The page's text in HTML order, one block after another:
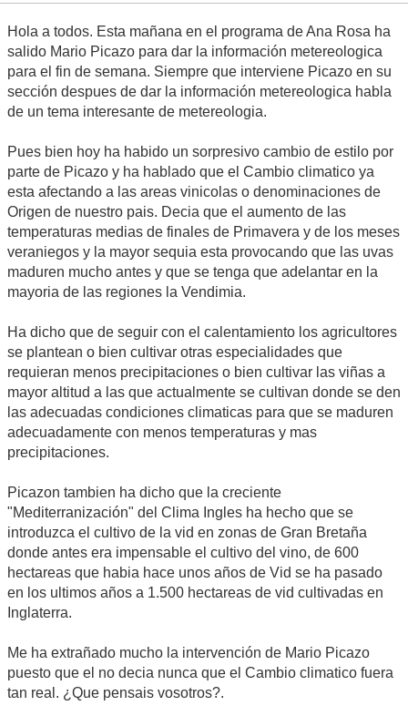
Hola a todos. Esta mañana en el programa de Ana Rosa ha
salido Mario Picazo para dar la información metereologica
para el fin de semana. Siempre que interviene Picazo en su
sección despues de dar la información metereologica habla
de un tema interesante de metereologia.
Pues bien hoy ha habido un sorpresivo cambio de estilo por
parte de Picazo y ha hablado que el Cambio climatico ya
esta afectando a las areas vinicolas o denominaciones de
Origen de nuestro pais. Decia que el aumento de las
temperaturas medias de finales de Primavera y de los meses
veraniegos y la mayor sequia esta provocando que las uvas
maduren mucho antes y que se tenga que adelantar en la
mayoria de las regiones la Vendimia.
Ha dicho que de seguir con el calentamiento los agricultores
se plantean o bien cultivar otras especialidades que
requieran menos precipitaciones o bien cultivar las viñas a
mayor altitud a las que actualmente se cultivan donde se den
las adecuadas condiciones climaticas para que se maduren
adecuadamente con menos temperaturas y mas
precipitaciones.
Picazon tambien ha dicho que la creciente
"Mediterranización" del Clima Ingles ha hecho que se
introduzca el cultivo de la vid en zonas de Gran Bretaña
donde antes era impensable el cultivo del vino, de 600
hectareas que habia hace unos años de Vid se ha pasado
en los ultimos años a 1.500 hectareas de vid cultivadas en
Inglaterra.
Me ha extrañado mucho la intervención de Mario Picazo
puesto que el no decia nunca que el Cambio climatico fuera
tan real. ¿Que pensais vosotros?.